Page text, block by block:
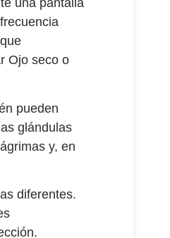
una pantalla
Ojo seco o
pueden
glándulas
y, en
diferentes.